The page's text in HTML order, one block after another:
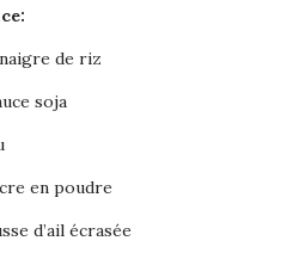
de riz
soja
en poudre
d’ail écrasée